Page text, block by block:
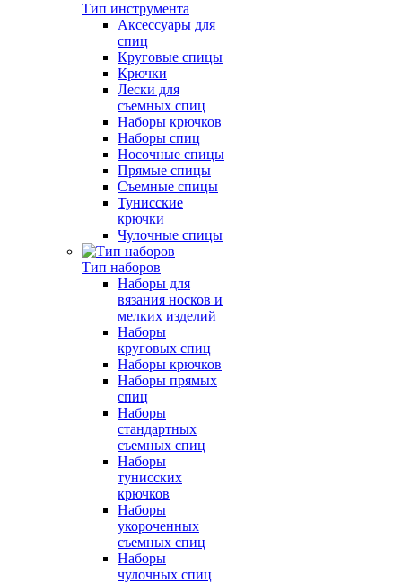
Тип инструмента
Аксессуары для
спиц
Круговые спицы
Крючки
Лески для
съемных спиц
Наборы крючков
Наборы спиц
Носочные спицы
Прямые спицы
Съемные спицы
Тунисские
крючки
Чулочные спицы
Тип наборов
Наборы для
вязания носков и
мелких изделий
Наборы
круговых спиц
Наборы крючков
Наборы прямых
спиц
Наборы
стандартных
съемных спиц
Наборы
тунисских
крючков
Наборы
укороченных
съемных спиц
Наборы
чулочных спиц